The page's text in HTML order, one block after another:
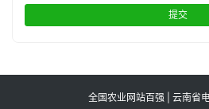
提交
全国农业网站百强 | 云南省